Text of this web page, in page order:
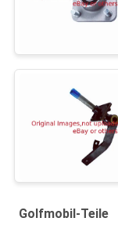
Golfmobil-Teile